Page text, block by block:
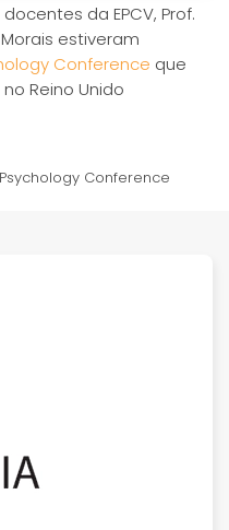
da EPCV, Prof.
estiveram
Conference que
Reino Unido
Conference